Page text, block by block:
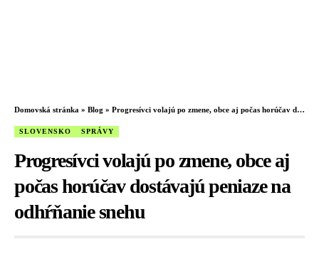
Domovská stránka » Blog » Progresívci volajú po zmene, obce aj počas horúčav dostávajú peniaze na odhŕňanie snehu
SLOVENSKO SPRÁVY
Progresívci volajú po zmene, obce aj
počas horúčav dostávajú peniaze na
odhŕňanie snehu